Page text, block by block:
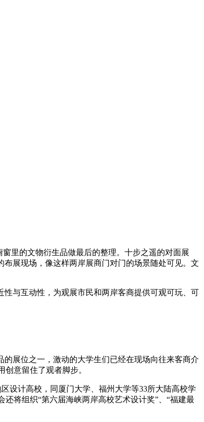
里的文物衍生品做最后的整理。十步之遥的对面展
展现场，像这样两岸展商门对门的场景随处可见。文
与互动性，为观展市民和两岸客商提供可观可玩、可
展位之一，激动的大学生们已经在现场向往来客商介
意留住了观者脚步。
计高校，同厦门大学、福州大学等33所大陆高校学
将组织“第六届海峡两岸高校艺术设计奖”、“福建最